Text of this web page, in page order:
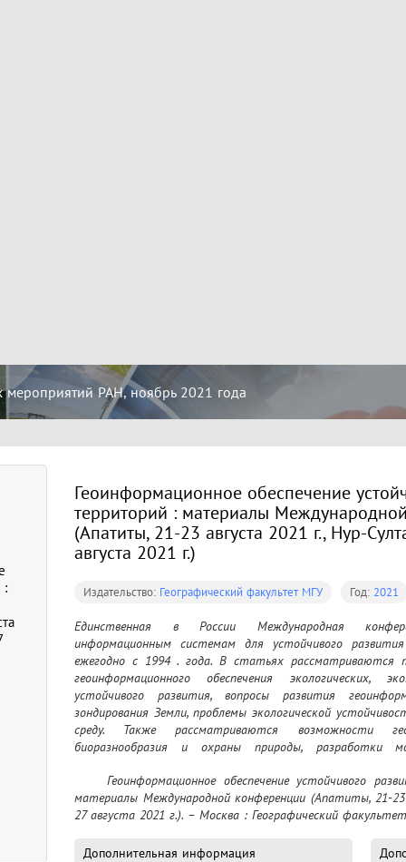
РАН, ноябрь 2021 года
:
Геоинформационное обеспечение
территорий : материалы
(Апатиты, 21-23 августа 2021 г., Нур-
августа 2021 г.)
Издательство: Географический факультет МГУ Год: 2021
Единственная в России Международная
информационным системам для устойчивого
ежегодно с 1994 . года. В статьях рассматриваются
геоинформационного обеспечения экологических,
устойчивого развития, вопросы развития
зондирования Земли, проблемы экологической
среду. Также рассматриваются возможности
биоразнообразия и охраны природы, разработки
материалы Международной конференции (Апатиты, 21-
27 августа 2021 г.). – Москва : Географический
Дополнительная информация